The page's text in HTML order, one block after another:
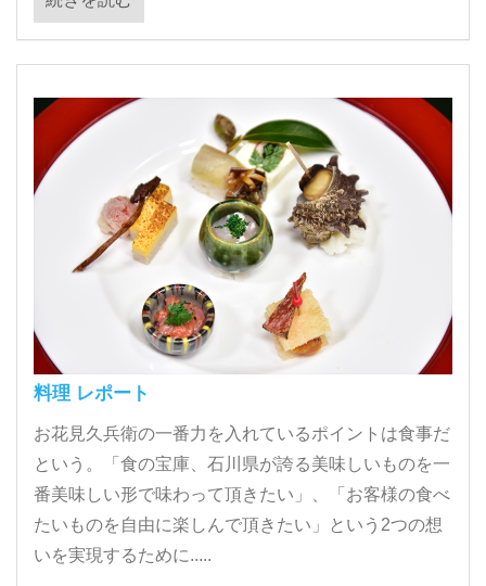
料理 レポート
お花見久兵衛の一番力を入れているポイントは食事だ
という。「食の宝庫、石川県が誇る美味しいものを一
番美味しい形で味わって頂きたい」、「お客様の食べ
たいものを自由に楽しんで頂きたい」という2つの想
いを実現するために.....